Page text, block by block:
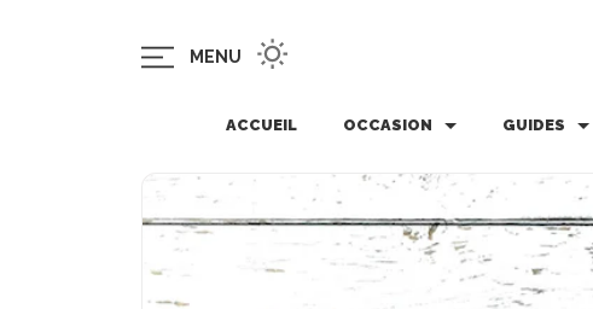
MENU
ACCUEIL OCCASION GUIDES